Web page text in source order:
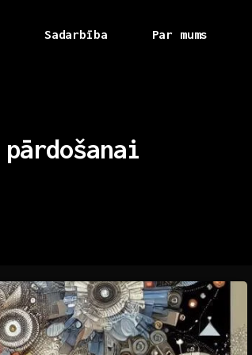
Sadarbība Par mums
pārdošanai